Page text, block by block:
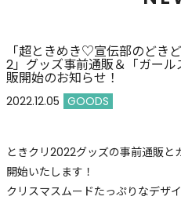
「超ときめき♡宣伝部のどき
2」グッズ事前通販＆「ガー
販開始のお知らせ！
2022.12.05 GOODS
ときクリ2022グッズの事前通販
開始いたします！
クリスマスムードたっぷりなデザ